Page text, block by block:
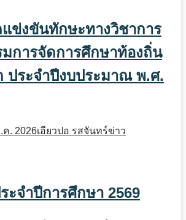
ข่งขันทักษะทางวิชาการ
การจัดการศึกษาท้องถิ่น
ประจำปีงบประมาณ พ.ศ.
ค. 2026เอียวปอ รสจันทร์ข่าว
ะจำปีการศึกษา 2569